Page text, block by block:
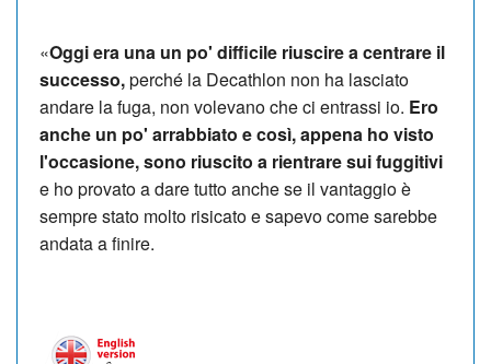
«Oggi era una un po' difficile riuscire a centrare il
successo,perché la Decathlon non ha lasciato
andare la fuga, non volevano che ci entrassi io. Ero
anche un po' arrabbiato e così, appena ho visto
l'occasione, sono riuscito a rientrare sui fuggitivi
e ho provato a dare tutto anche se il vantaggio è
sempre stato molto risicato e sapevo come sarebbe
andata a finire.